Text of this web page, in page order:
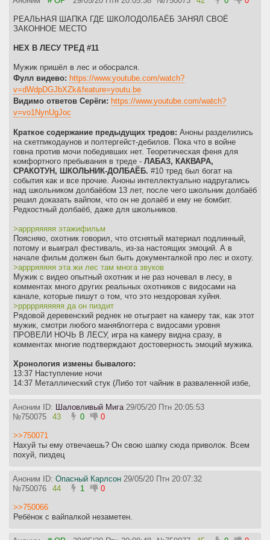
древности жили. Явление конечно пугающее, но физически ему
сложно навредить человеку, только с ума свести разве что.
месте современных многомиллионных мегаполисов если бы они
лес, если даже после стоянок древних людей пугающие каквары
остаются.
Годная паста пиздабола попаданца:
https://2ch.hk/b/res/221352430.html#221369990
РЕАЛЬНАЯ ШАПКА ГДЕ ШКОЛОДОЛБАЁБ ЗАНЯЛ СВОЁ
ЗАКОННОЕ МЕСТО
НЕХ В ЛЕСУ ТРЕД #11
Мужик пришёл в лес и обосрался.
Фулл видево: https://www.youtube.com/watch?
v=dWdpDGJbXZk&feature=youtu.be
Видимо ответов Серёги: https://www.youtube.com/watch?
v=vo1NynUgJoc
Краткое содержание предыдущих тредов: Аноны разделились
на скетпикодаунов и полтергейст-дебилов. Пока что в войне
говна против мочи победивших нет. Теоретическая феня для
комфортного пребывания в треде - ЛАБАЗ, КАКВАРА,
СРАКОТУН, ШКОЛЬНИК-ДОЛБАЁБ. #10 тред был богат на
события как и все прочие. Аноны интеллектуально надругались
над школьником долбаёбом 13 лет, после чего школьник долбаёб
решил доказать вайпом, что он не долаёб и ему не бомбит.
Редкостный долбаёб, даже для школьников.
>аррряяяяя этажифильм
Поясняю, охотник говорил, что отснятый материал подлинный,
потому и выиграл фестиваль, из-за настоящих эмоций. А в
начале фильм должен был быть документалкой про лес и охоту.
>аррряяяяя эта жи лес там многа звуков
Мужик с видео опытный охотник и не раз ночевал в лесу, в
комментах много других реальных охотников с видосами на
канале, которые пишут о том, что это нездоровая хуйня.
>ррррряяяяяя да он пиздит
Рядовой деревенский реднек не отыграет на камеру так, как этот
мужик, смотри любого маняблоггера с видосами уровня
ПРОВЕЛИ НОЧЬ В ЛЕСУ, игра на камеру видна сразу, в
комментах многие подтверждают достоверность эмоций мужика.
Хронология измены бывалого:
13:37 Наступление ночи
14:37 Металлический стук (Либо тот чайник в разваленной избе,
15:27 Звуки похожи на рубку деревьев топором, либо что то
сильно стучит о дерево
15:58 Первый крик мужчины (как будто кого то режут/грызут)
16:42 Крик мужчины слышен более отчетливо
18:05 Снова стук по дереву и по металлу
18:43 Слышен нечеловеческий вой, большей похожий на
обезьяну
19:22 Что то среднее между женским плачем и воем
20:43 Очень похоже на звук, когда женщина напевает что то с
21:06 Четкое "Э", как будто что то заметило Сергея, в тот же
момент
слышен громкий мужской крик
Аноним ID: Шаловливый Мига 29/05/20 Птн 20:05:53
№750075 43 0 0
>>750071
Нахуй ты ему отвечаешь? Он свою шапку сюда приволок. Всем
похуй, пиздец
Аноним ID: Опасный Карлсон 29/05/20 Птн 20:07:32
№750076 44 1 0
>>750066
Ребёнок с вайпалкой незаметен.